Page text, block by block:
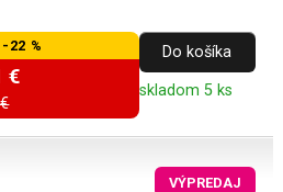
22 %
€
Do košíka
skladom 5 ks
VÝPREDAJ